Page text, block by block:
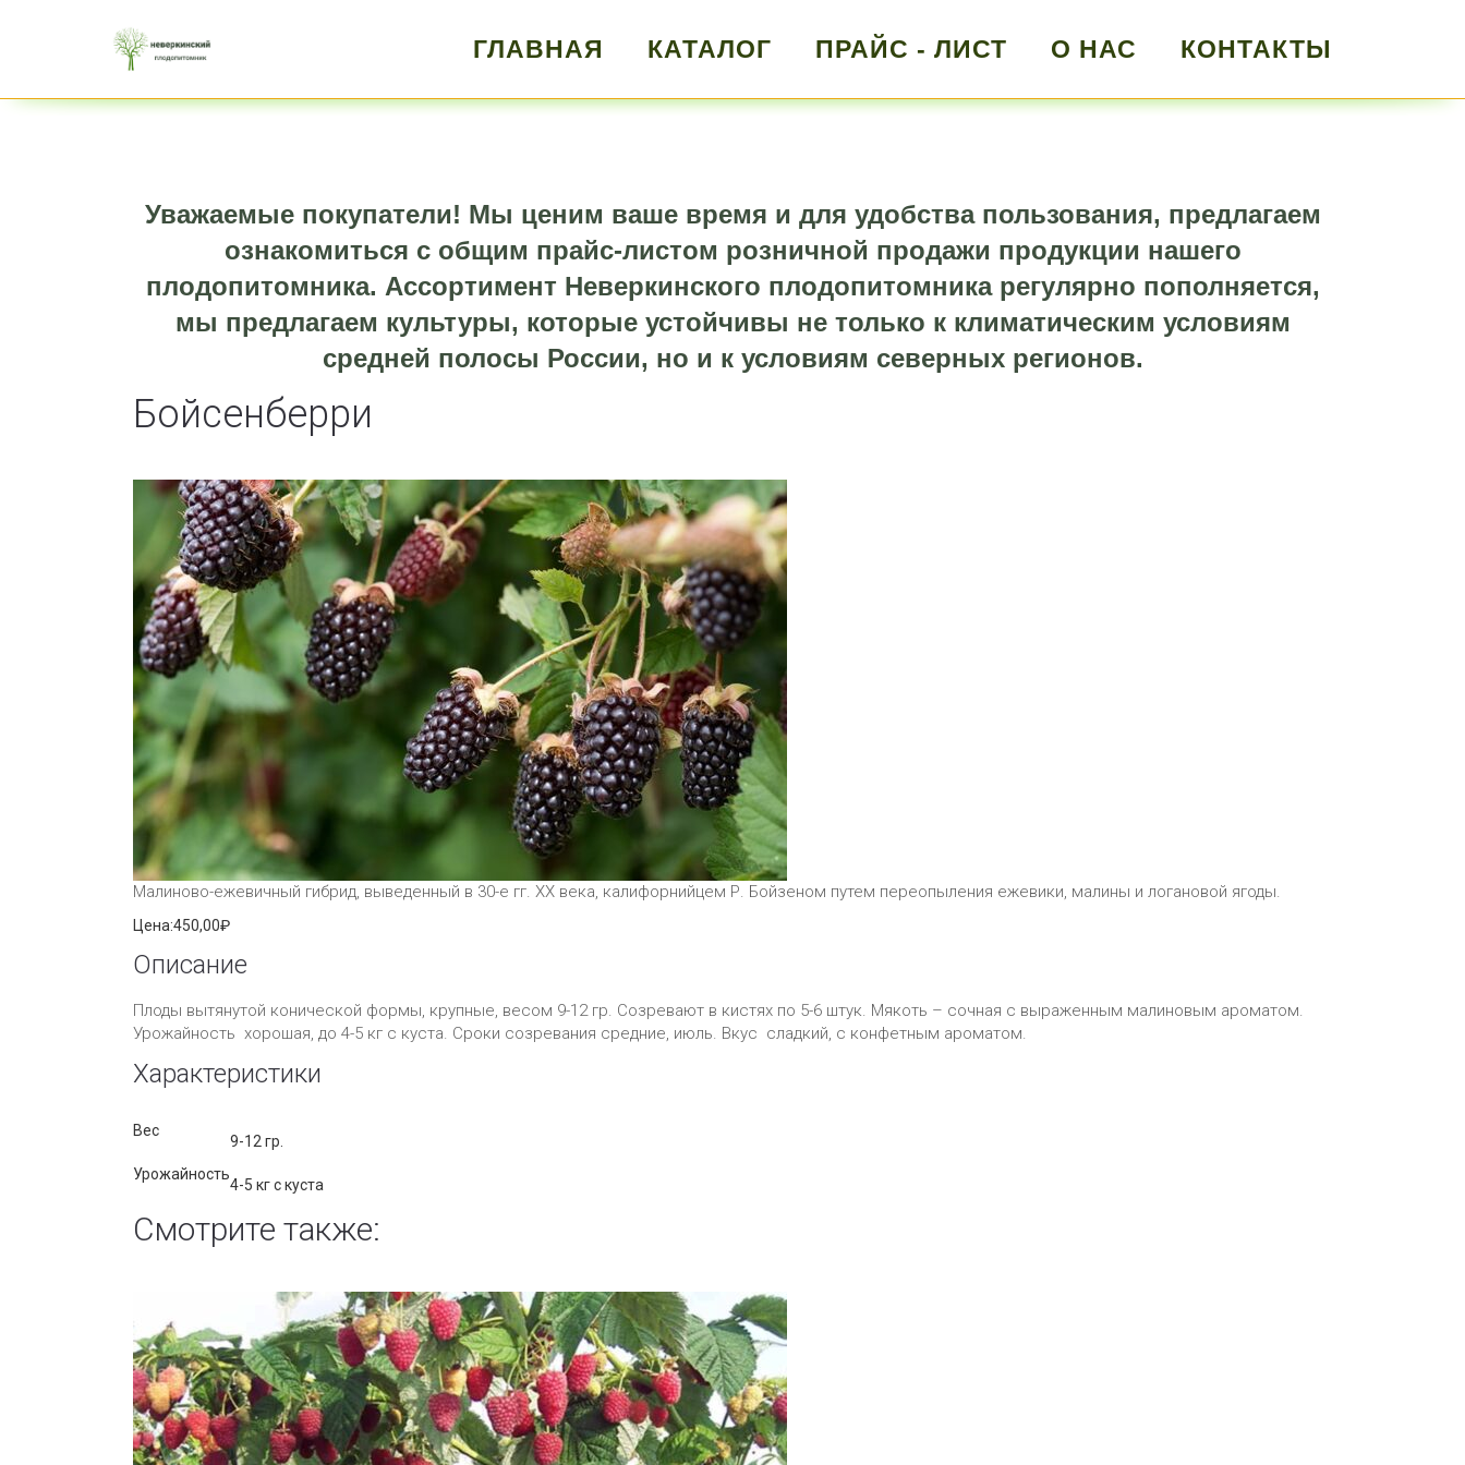
ГЛАВНАЯ КАТАЛОГ ПРАЙС - ЛИСТ О НАС КОНТАКТЫ
Уважаемые покупатели! Мы ценим ваше время и для удобства пользования, предлагаем
ознакомиться с общим прайс-листом розничной продажи продукции нашего
плодопитомника. Ассортимент Неверкинского плодопитомника регулярно пополняется,
мы предлагаем культуры, которые устойчивы не только к климатическим условиям
средней полосы России, но и к условиям северных регионов.
Бойсенберри
Малиново-ежевичный гибрид, выведенный в 30-е гг. ХХ века, калифорнийцем Р. Бойзеном путем переопыления ежевики, малины и логановой ягоды.
Цена:450,00₽
Описание
Плоды вытянутой конической формы, крупные, весом 9-12 гр. Созревают в кистях по 5-6 штук. Мякоть – сочная с выраженным малиновым ароматом.
Урожайность хорошая, до 4-5 кг с куста. Сроки созревания средние, июль. Вкус сладкий, с конфетным ароматом.
Характеристики
Вес
9-12 гр.
Урожайность
4-5 кг с куста
Смотрите также: